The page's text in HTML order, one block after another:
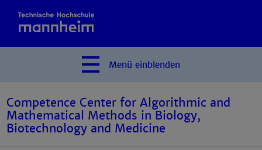
Menü einblenden
Competence Center for Algorithmic and
Mathematical Methods in Biology,
Biotechnology and Medicine